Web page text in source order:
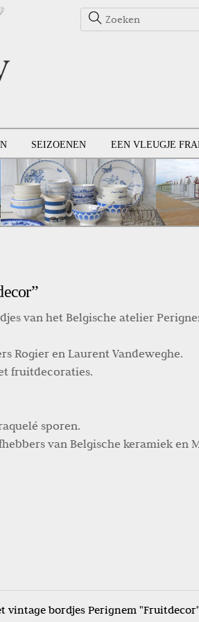
SEIZOENEN EEN VLEUGJE
van het Belgische atelier
Rogier en Laurent Vandeweghe.
fruitdecoraties.
sporen.
van Belgische keramiek en
vintage bordjes Perignem "Fruitdecor"